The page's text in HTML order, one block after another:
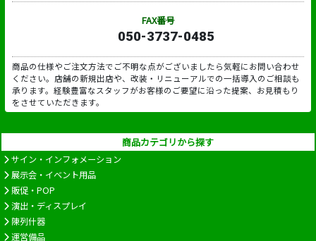
FAX番号
050-3737-0485
商品の仕様やご注文方法でご不明な点がございましたら気軽にお問い合わせ
ください。店舗の新規出店や、改装・リニューアルでの一括導入のご相談も
承ります。経験豊富なスタッフがお客様のご要望に沿った提案、お見積もり
をさせていただきます。
商品カテゴリから探す
サイン・インフォメーション
展示会・イベント用品
販促・POP
演出・ディスプレイ
陳列什器
運営備品